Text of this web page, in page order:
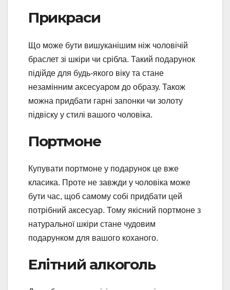
Прикраси
Що може бути вишуканішим ніж чоловічій
браслет зі шкіри чи срібла. Такий подарунок
підійде для будь-якого віку та стане
незамінним аксесуаром до образу. Також
можна придбати гарні запонки чи золоту
підвіску у стилі вашого чоловіка.
Портмоне
Купувати портмоне у подарунок це вже
класика. Проте не завжди у чоловіка може
бути час, щоб самому собі придбати цей
потрібний аксесуар. Тому якісний портмоне з
натуральної шкіри стане чудовим
подарунком для вашого коханого.
Елітний алкоголь